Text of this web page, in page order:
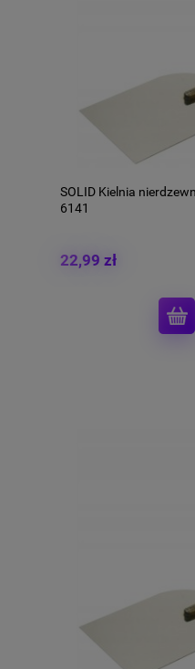
SOLID Kielnia
6141
22,99 zł